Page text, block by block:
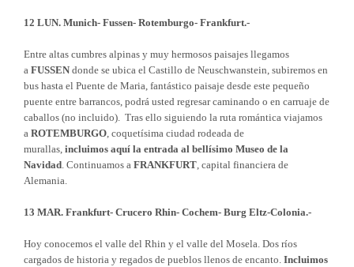
12 LUN. Munich- Fussen- Rotemburgo- Frankfurt.-
Entre altas cumbres alpinas y muy hermosos paisajes llegamos
a FUSSEN donde se ubica el Castillo de Neuschwanstein, subiremos en
bus hasta el Puente de Maria, fantástico paisaje desde este pequeño
puente entre barrancos, podrá usted regresar caminando o en carruaje de
caballos (no incluido). Tras ello siguiendo la ruta romántica viajamos
a ROTEMBURGO, coquetísima ciudad rodeada de
murallas, incluimos aquí la entrada al bellísimo Museo de la
Navidad. Continuamos a FRANKFURT, capital financiera de
Alemania.
13 MAR. Frankfurt- Crucero Rhin- Cochem- Burg Eltz-Colonia.-
Hoy conocemos el valle del Rhin y el valle del Mosela. Dos ríos
cargados de historia y regados de pueblos llenos de encanto. Incluimos